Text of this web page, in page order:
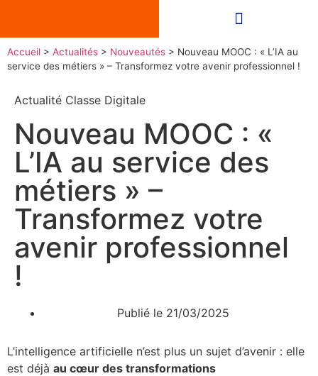
Accueil > Actualités > Nouveautés > Nouveau MOOC : « L’IA au
service des métiers » – Transformez votre avenir professionnel !
Actualité Classe Digitale
Nouveau MOOC : «
L’IA au service des
métiers » –
Transformez votre
avenir professionnel
!
Publié le 21/03/2025
L’intelligence artificielle n’est plus un sujet d’avenir : elle
est déjà au cœur des transformations